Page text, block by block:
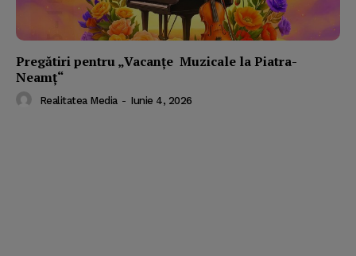
Pregătiri pentru „Vacanţe Muzicale la Piatra-
Neamţ“
Realitatea Media - Iunie 4, 2026